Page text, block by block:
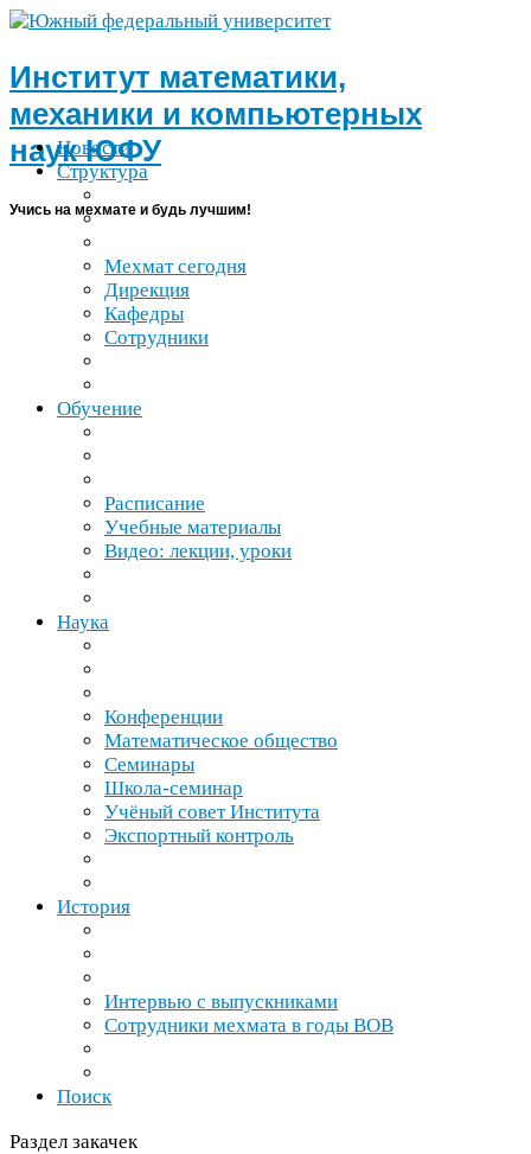
Институт математики,
механики и компьютерных
наукЮФУ
Учись на мехмате и будь лучшим!
Новости
Структура
Мехмат сегодня
Дирекция
Кафедры
Сотрудники
Обучение
Расписание
Учебные материалы
Видео: лекции, уроки
Наука
Конференции
Математическое общество
Семинары
Школа-​семинар
Учёный совет Института
Экспортный контроль
История
Интервью с выпускниками
Сотрудники мехмата в годы ВОВ
Поиск
Раздел закачек